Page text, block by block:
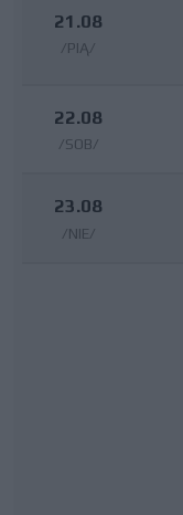
21.08
/PIĄ/
22.08
/SOB/
23.08
/NIE/